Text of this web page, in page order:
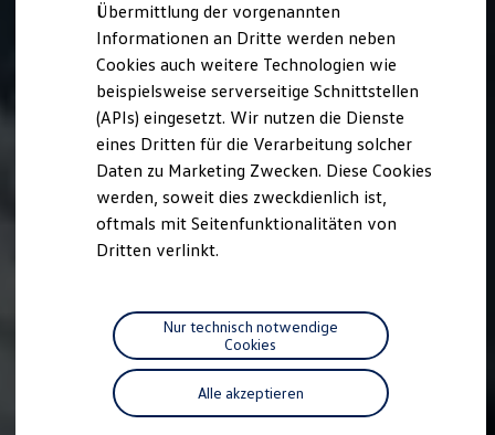
Besitzer und Service
myVolkswagen
Software Updates
Service und Ersatzteile
Inspektion und HU/AU
Reparaturen und Checks
Motorenöl und Flüssigkeiten
Räder und Reifen
Pannen- und Unfallhilfe
Economy Service
Volkswagen Teile
Zubehör
Modellspezifisches Zubehör
Individualisieren
Wallbox und Ladekabel
Digitale Extras
Dienste für Ihr Modell finden
Volkswagen Apps, Login und Shop
Handy und Fahrzeug verbinden
Übermittlung der vorgenannten
Informationen an Dritte werden neben
Cookies auch weitere Technologien wie
beispielsweise serverseitige Schnittstellen
(APIs) eingesetzt. Wir nutzen die Dienste
eines Dritten für die Verarbeitung solcher
Daten zu Marketing Zwecken. Diese Cookies
werden, soweit dies zweckdienlich ist,
oftmals mit Seitenfunktionalitäten von
Dritten verlinkt.
Alle akzeptieren
Nur technisch notwendige
Cookies